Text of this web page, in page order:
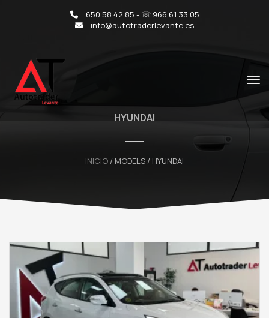
650 58 42 85 - ☏ 966 61 33 05
info@autotraderlevante.es
HYUNDAI
INICIO / MODELS / HYUNDAI